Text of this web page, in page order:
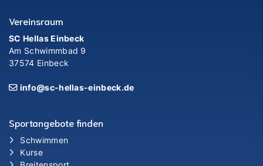
Vereinsraum
SC Hellas Einbeck
Am Schwimmbad 9
37574 Einbeck
info@sc-hellas-einbeck.de
Sportangebote finden
Schwimmen
Kurse